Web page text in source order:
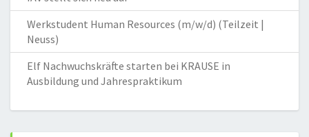
Werkstudent Human Resources (m/w/d) (Teilzeit |
Neuss)
Elf Nachwuchskräfte starten bei KRAUSE in
Ausbildung und Jahrespraktikum